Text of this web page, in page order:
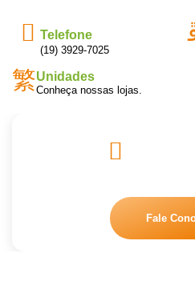
Telefone
(19) 3929-7025
Unidades
Conheça nossas lojas.
Fale